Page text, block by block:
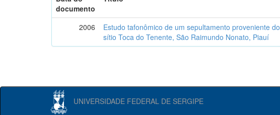
documento
2006
Estudo tafonômico de um sepultamento proveniente do
sítio Toca do Tenente, São Raimundo Nonato, Piauí
UNIVERSIDADE FEDERAL DE SERGIPE